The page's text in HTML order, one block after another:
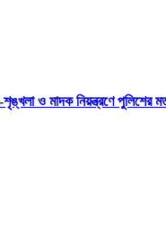
ও মাদক নিয়ন্ত্রণে পুলিশের